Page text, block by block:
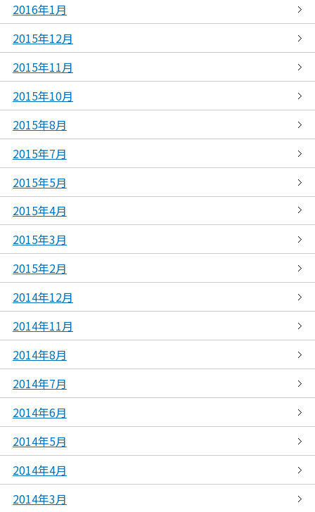
2016年1月
2015年12月
2015年11月
2015年10月
2015年8月
2015年7月
2015年5月
2015年4月
2015年3月
2015年2月
2014年12月
2014年11月
2014年8月
2014年7月
2014年6月
2014年5月
2014年4月
2014年3月